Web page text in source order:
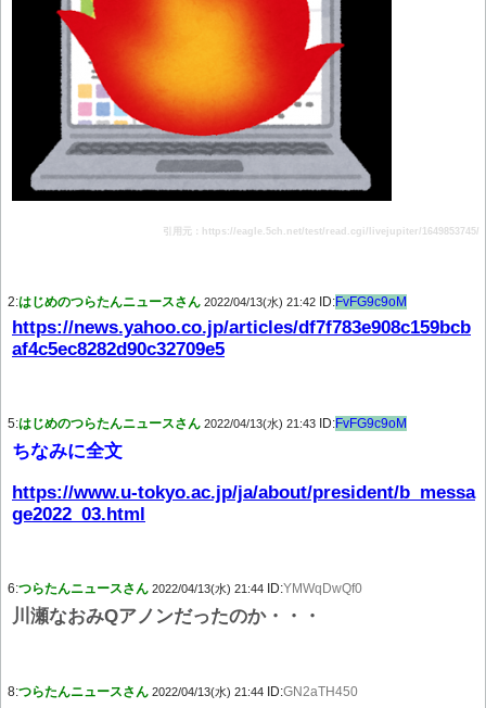
引用元：https://eagle.5ch.net/test/read.cgi/livejupiter/1649853745/
2:はじめのつらたんニュースさん 2022/04/13(水) 21:42 ID:FvFG9c9oM
https://news.yahoo.co.jp/articles/df7f783e908c159bcb
af4c5ec8282d90c32709e5
5:はじめのつらたんニュースさん 2022/04/13(水) 21:43 ID:FvFG9c9oM
ちなみに全文
https://www.u-tokyo.ac.jp/ja/about/president/b_messa
ge2022_03.html
6:つらたんニュースさん 2022/04/13(水) 21:44 ID:YMWqDwQf0
川瀬なおみQアノンだったのか・・・
8:つらたんニュースさん 2022/04/13(水) 21:44 ID:GN2aTH450